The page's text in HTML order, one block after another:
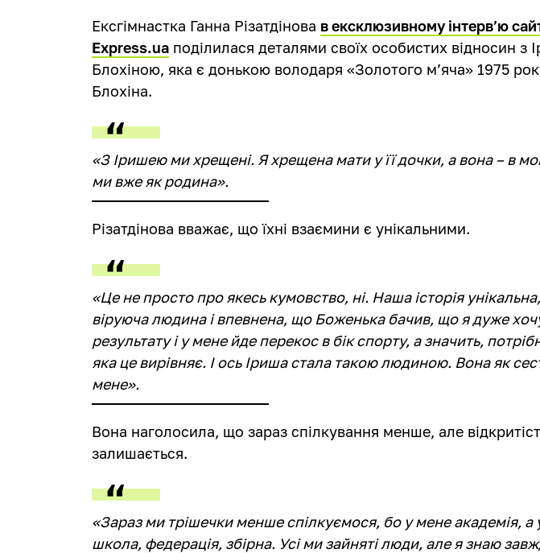
Ексгімнастка Ганна Різатдінова в ексклюзивному інтерв’ю
Express.ua поділилася деталями своїх особистих відносин з
Блохіною, яка є донькою володаря «Золотого м’яча» 1975
Блохіна.
«З Іришею ми хрещені. Я хрещена мати у її дочки, а вона – в
ми вже як родина».
Різатдінова вважає, що їхні взаємини є унікальними.
«Це не просто про якесь кумовство, ні. Наша історія
віруюча людина і впевнена, що Боженька бачив, що я дуже
результату і у мене йде перекос в бік спорту, а значить,
яка це вирівняє. І ось Іриша стала такою людиною. Вона як
мене».
Вона наголосила, що зараз спілкування менше, але
залишається.
«Зараз ми трішечки менше спілкуємося, бо у мене академія, а
школа, федерація, збірна. Усі ми зайняті люди, але я знаю